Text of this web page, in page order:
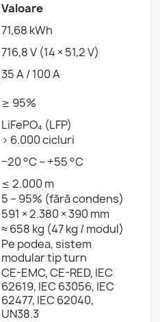
Valoare
71,68 kWh
716,8 V (14 × 51,2 V)
35 A / 100 A
≥ 95%
LiFePO₄ (LFP)
> 6.000 cicluri
−20 °C – +55 °C
≤ 2.000 m
5 – 95% (fără condens)
591 × 2.380 × 390 mm
≈ 658 kg (47 kg / modul)
Pe podea, sistem
modular tip turn
CE-EMC, CE-RED, IEC
62619, IEC 63056, IEC
62477, IEC 62040,
UN38.3